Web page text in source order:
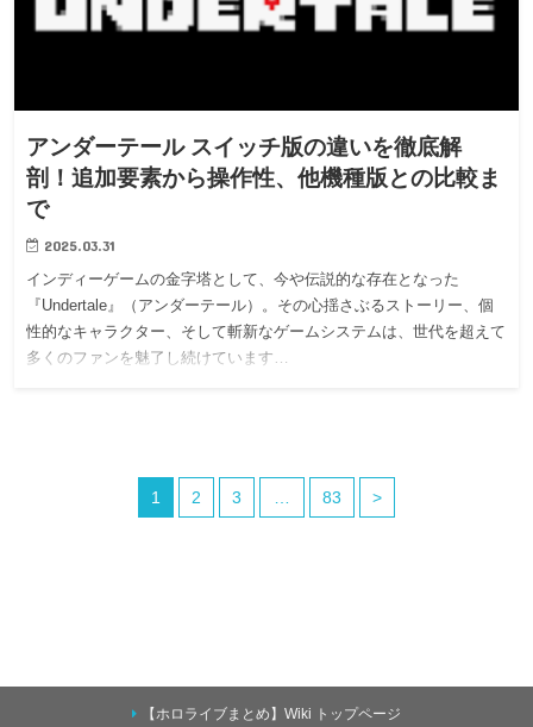
アンダーテール スイッチ版の違いを徹底解
剖！追加要素から操作性、他機種版との比較ま
で
2025.03.31
インディーゲームの金字塔として、今や伝説的な存在となった
『Undertale』（アンダーテール）。その心揺さぶるストーリー、個
性的なキャラクター、そして斬新なゲームシステムは、世代を超えて
多くのファンを魅了し続けています…
1 2 3 83 >
【ホロライブまとめ】Wiki トップページ